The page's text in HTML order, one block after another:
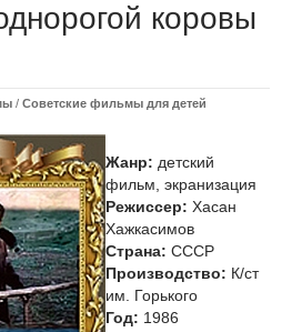
коровы
/ Советские фильмы для детей
Жанр: детский
фильм, экранизация
Режиссер: Хасан
Хажкасимов
Страна: СССР
Производство: К/ст
им. Горького
Год: 1986